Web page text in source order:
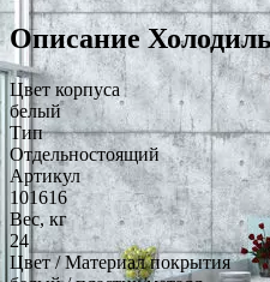
Описание
Цвет корпуса
белый
Тип
Отдельностоящий
Артикул
101616
Вес, кг
24
Цвет / Материал покрытия